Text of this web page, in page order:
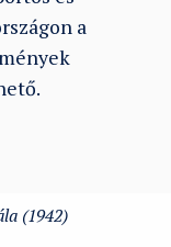
a
(1942)